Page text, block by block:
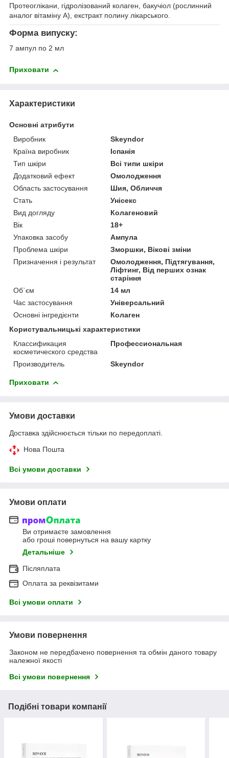
Протеоглікани, гідролізований колаген, бакучіол (рослинний
аналог вітаміну A), екстракт полину лікарського.
Форма випуску:
7 ампул по 2 мл
Приховати
Характеристики
Основні атрибути
Виробник
Skeyndor
Країна виробник
Іспанія
Тип шкіри
Всі типи шкіри
Додатковий ефект
Омолодження
Область застосування
Шия, Обличчя
Стать
Унісекс
Вид догляду
Колагеновий
Вік
18+
Упаковка засобу
Ампула
Проблема шкіри
Зморшки, Вікові зміни
Призначення і результат
Омолодження, Підтягування,
Ліфтинг, Від перших ознак
старіння
Об`єм
14 мл
Час застосування
Універсальний
Основні інгредієнти
Колаген
Користувальницькі характеристики
Классификация
косметического средства
Профессиональная
Производитель Skeyndor
Приховати
Умови доставки
Доставка здійснюється тільки по передоплаті.
Нова Пошта
Всі умови доставки
Умови оплати
Ви отримаєте замовлення
або гроші повернуться на вашу картку
Детальніше
Післяплата
Оплата за реквізитами
Всі умови оплати
Умови повернення
Законом не передбачено повернення та обмін даного товару
належної якості
Всі умови повернення
Подібні товари компанії